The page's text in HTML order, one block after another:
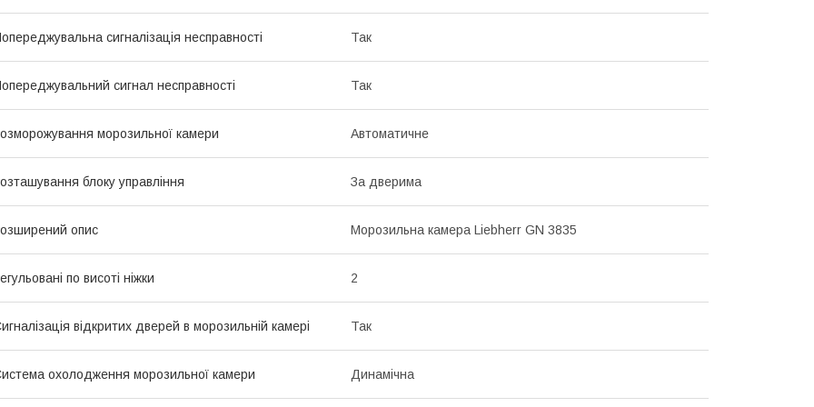
сигналізація несправності Так
сигнал несправності Так
морозильної камери Автоматичне
блоку управління За дверима
опис Морозильна камера Liebherr GN 3835
по висоті ніжки 2
відкритих дверей в морозильній камері Так
охолодження морозильної камери Динамічна